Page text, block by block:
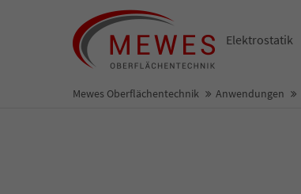
Elektrostatik
Mewes Oberflächentechnik Anwendungen